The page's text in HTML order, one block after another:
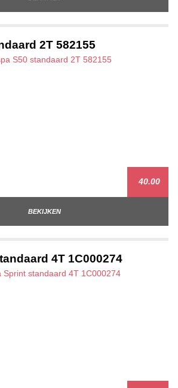
2T 582155
40.00
BEKIJKEN
4T 1C000274